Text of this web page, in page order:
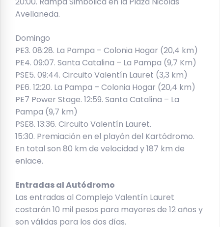
Avellaneda.
Domingo
PE3. 08:28. La Pampa – Colonia Hogar (20,4 km)
PE4. 09:07. Santa Catalina – La Pampa (9,7 Km)
PSE5. 09:44. Circuito Valentín Lauret (3,3 km)
PE6. 12:20. La Pampa – Colonia Hogar (20,4 km)
PE7 Power Stage. 12:59. Santa Catalina – La
Pampa (9,7 km)
PSE8. 13:36. Circuito Valentín Lauret.
15:30. Premiación en el playón del Kartódromo.
En total son 80 km de velocidad y 187 km de
enlace.
Entradas al Autódromo
Las entradas al Complejo Valentín Lauret
costarán 10 mil pesos para mayores de 12 años y
son válidas para los dos días.